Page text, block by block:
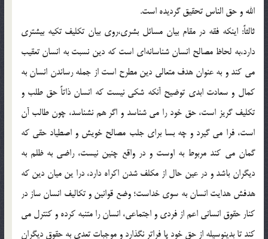
الله و حق الناس تحقيق گرديده است.
ثالثاً: اينكه فقه در مقام بيان مسائل بشري،‌روي بيان تكليف تكيه بيشتري
دارد،‌به لحاظ مصالح انسان شناسانه‎اي است كه دين نسبت به انسان تعقيب
مي كند و به عنوان هدف متعالي دين مطرح است از جمله رساندن انسان به
كمال و سعادت ابدي توضيح آنكه شكي نيست كه انسان ذاتاً حق طلب و
تكليف گريز است، حق خود را مي شناسد و اگر هم نشناسد، چون طالب آن
است، فرا مي گيرد و چه بسا براي جلب مصالح خويش و اصطياد حقي كه
گمان مي كند مربوط به اوست و در واقع چنين نيست، راضي به ظلم به
ديگران باشد و در عين حال از مكلف شدن اكراه دارد، درا ين ميان دين كه
هدفش هدايت انسان به سوي خداست؛ وضع قوانين و تكاليف انسان ساز در
كنار حقوق انساني اعم از فردي و اجتماعي، انسان را متنبه كرده و كنترل مي
كند تا بدينوسيله از حق خود پا فراتر نگذارد و موجبات تعدي به حقوق ديگران